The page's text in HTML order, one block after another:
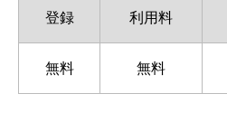
登録 利用料
無料 無料